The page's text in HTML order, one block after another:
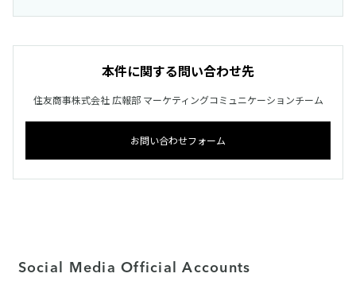
本件に関する問い合わせ先
住友商事株式会社 広報部 マーケティングコミュニケーションチーム
お問い合わせフォーム
Social Media Official Accounts